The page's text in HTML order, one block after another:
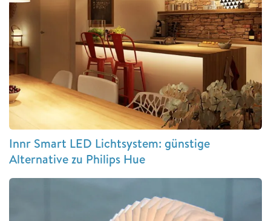
Innr Smart LED Lichtsystem: günstige
Alternative zu Philips Hue